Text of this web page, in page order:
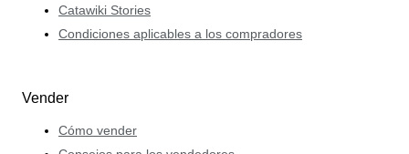
Catawiki Stories
Condiciones aplicables a los compradores
Vender
Cómo vender